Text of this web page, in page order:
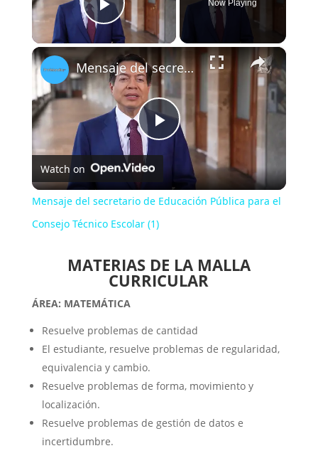
Play Video
Now Playing
×
P
l
a
y
i
d
Mensaje del secretario de Educación Pública para el Consejo Técnico Escolar (1)
Watch on
Mensaje del secretario de Educación Pública para el
Consejo Técnico Escolar (1)
MATERIAS DE LA MALLA
CURRICULAR
ÁREA: MATEMÁTICA
Resuelve problemas de cantidad
El estudiante, resuelve problemas de regularidad,
equivalencia y cambio.
Resuelve problemas de forma, movimiento y
localización.
Resuelve problemas de gestión de datos e
incertidumbre.